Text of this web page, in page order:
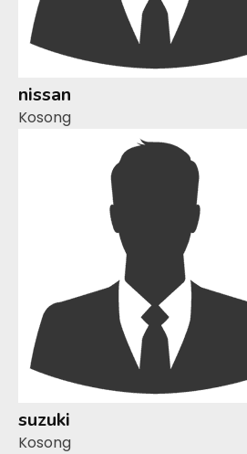
nissan
Kosong
suzuki
Kosong